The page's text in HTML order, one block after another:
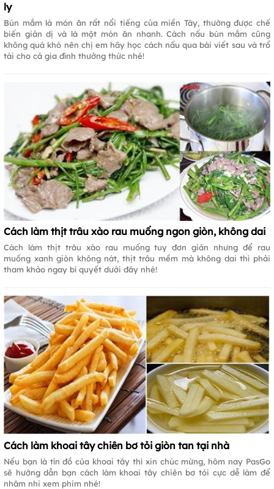
ly
Bún mắm là món ăn rất nổi tiếng của miền Tây, thường được chế
biến giản dị và là một món ăn nhanh. Cách nấu bún mắm cũng
không quá khó nên chị em hãy học cách nấu qua bài viết sau và trổ
tài cho cả gia đình thưởng thức nhé!
Cách làm thịt trâu xào rau muống ngon giòn, không dai
Cách làm thịt trâu xào rau muống tuy đơn giản nhưng để rau
muống xanh giòn không nát, thịt trâu mềm mà không dai thì phải
tham khảo ngay bí quyết dưới đây nhé!
Cách làm khoai tây chiên bơ tỏi giòn tan tại nhà
Nếu bạn là tín đồ của khoai tây thì xin chúc mừng, hôm nay PasGo
sẽ hướng dẫn bạn cách làm khoai tây chiên bơ tỏi cực dễ làm để
nhâm nhi xem phim nhé!